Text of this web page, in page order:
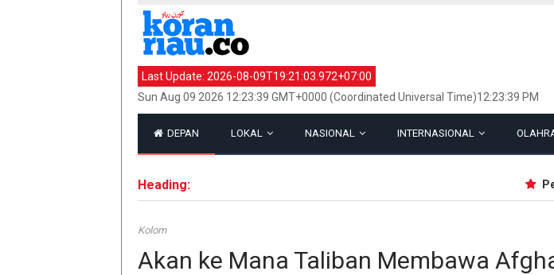
Last Update: 2026-08-09T19:21:03.972+07:00
Sun Aug 09 2026 12:23:39 GMT+0000 (Coordinated Universal Time)12:23:39 PM
DEPAN LOKAL NASIONAL INTERNASIONAL
Heading:
Kolom
Akan ke Mana Taliban Membawa